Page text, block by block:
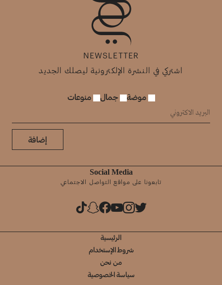
NEWSLETTER
اشتركي في النشرة الإلكترونية ليصلك الجديد
موضة جمال منوعات
إضافة
Social Media
تابعونا على مواقع التواصل الاجتماعي
الرئيسية
شروط الإستخدام
من نحن
سياسة الخصوصية